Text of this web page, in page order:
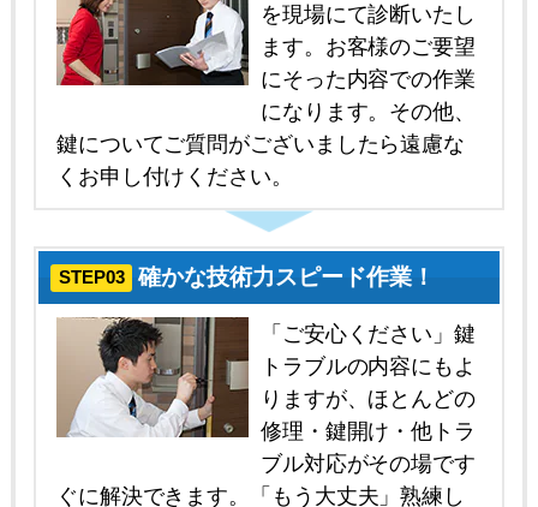
を現場にて診断いたし
ます。お客様のご要望
にそった内容での作業
になります。その他、
鍵についてご質問がございましたら遠慮な
くお申し付けください。
STEP03 確かな技術力スピード作業！
「ご安心ください」鍵
トラブルの内容にもよ
りますが、ほとんどの
修理・鍵開け・他トラ
ブル対応がその場です
ぐに解決できます。「もう大丈夫」熟練し